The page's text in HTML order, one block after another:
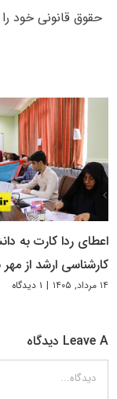
حقوق قانونی خود
اعطای ردا کارت به
کارشناسی ارشد از مهر ۱۴۰۵
۱۴ مرداد, ۱۴۰۵ | ۱ دیدگاه
Leave A دیدگاه
دیدگاه